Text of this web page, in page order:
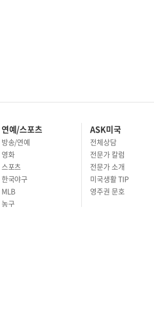
연예/스포츠
방송/연예
영화
스포츠
한국야구
ASK미국
전체상담
전문가 칼럼
전문가 소개